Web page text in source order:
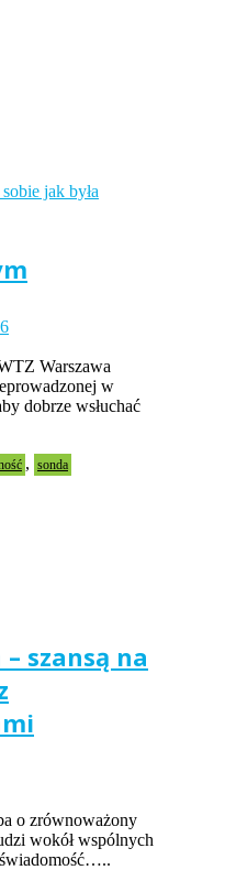
Warszawa
w
dobrze wsłuchać
, sonda
szansą na
o zrównoważony
wokół wspólnych